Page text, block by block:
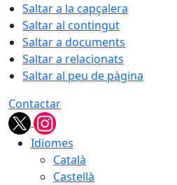
Saltar a la capçalera
Saltar al contingut
Saltar a documents
Saltar a relacionats
Saltar al peu de pàgina
Contactar
Idiomes
Català
Castellà